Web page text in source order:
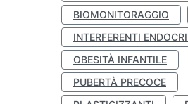
BIOMONITORAGGIO
INTERFERENTI
OBESITÀ INFANTILE
PUBERTÀ PRECOCE